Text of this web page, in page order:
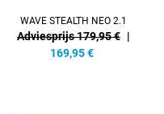
WAVE STEALTH NEO 2.1
Adviesprijs 179,95 € |
169,95 €